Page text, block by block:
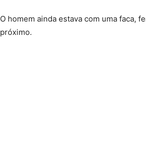
O homem ainda estava com uma faca,
próximo.